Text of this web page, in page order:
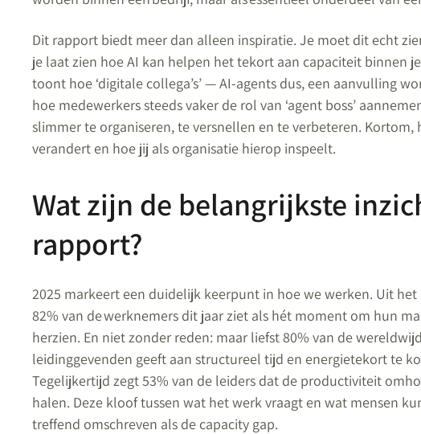
Dit rapport biedt meer dan alleen inspiratie. Je moet dit echt
je laat zien hoe AI kan helpen het tekort aan capaciteit binnen
toont hoe ‘digitale collega’s’ — AI-agents dus, een aanvulling
hoe medewerkers steeds vaker de rol van ‘agent boss’
slimmer te organiseren, te versnellen en te verbeteren.
verandert en hoe jij als organisatie hierop inspeelt.
Wat zijn de belangrijkste
rapport?
2025 markeert een duidelijk keerpunt in hoe we werken. Uit
82% van de werknemers dit jaar ziet als hét moment om hun
herzien. En niet zonder reden: maar liefst 80% van de
leidinggevenden geeft aan structureel tijd en energietekort te
Tegelijkertijd zegt 53% van de leiders dat de productiviteit
halen. Deze kloof tussen wat het werk vraagt en wat mensen
treffend omschreven als de capacity gap.